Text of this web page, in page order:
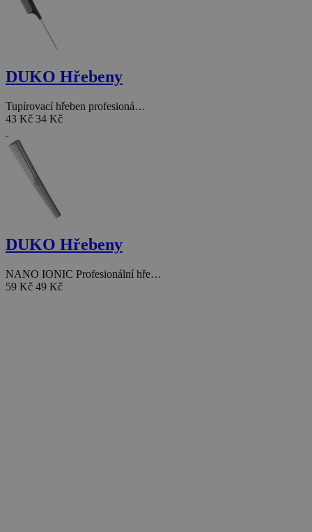
DUKO Hřebeny
Tupírovací hřeben profesioná…
43 Kč 34 Kč
DUKO Hřebeny
NANO IONIC Profesionální hře…
59 Kč 49 Kč